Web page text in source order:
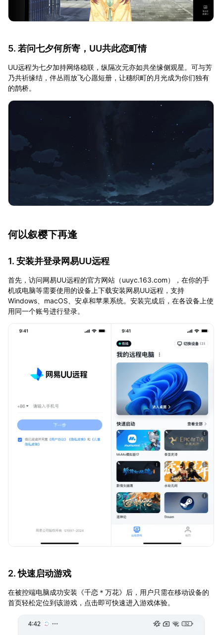
5. 若问七夕何所寄，UU共此恋町情
UU远程为七夕加持网络稳联，纵隔次元亦如共坐缘侧观星。可与芳
乃共祈缘结，伴丛雨放飞心愿短册，让穗织町的月光成为你们独有
的鹊桥。
何以叙樱下再逢
1. 安装并登录网易UU远程
首先，访问网易UU远程的官方网站（uuyc.163.com），在你的手
机或电脑等需要使用的设备上下载安装网易UU远程，支持
Windows、macOS、安卓和苹果系统。安装完成后，在各设备上使
用同一个账号进行登录。
2. 快速启动游戏
在被控端电脑成功安装《千恋＊万花》后，用户只需在移动设备的
首页轻松定位到该游戏，点击即可快速进入游戏体验。